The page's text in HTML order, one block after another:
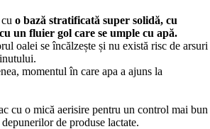
o bază stratificată super solidă, cu
un fluier gol care se umple cu apă.
oalei se încălzește și nu există risc de arsuri
momentul în care apa a ajuns la
cu o mică aerisire pentru un control mai bun
de produse lactate.